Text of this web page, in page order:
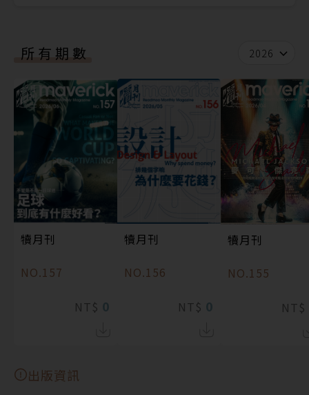
所有期數 2026
犢月刊
NO.157
NT$ 0
犢月刊
NO.156
NT$ 0
犢月刊
NO.155
NT$
出版資訊